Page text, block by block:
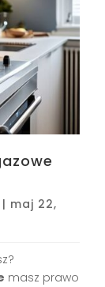
| maj 22,
masz prawo